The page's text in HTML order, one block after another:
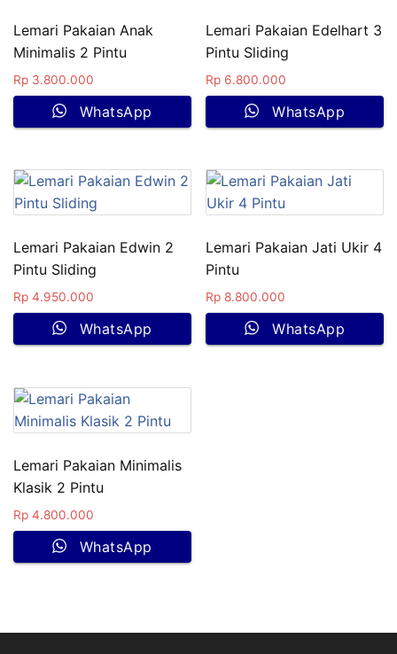
Lemari Pakaian Anak
Minimalis 2 Pintu
Rp 3.800.000
WhatsApp
Lemari Pakaian Edelhart 3
Pintu Sliding
Rp 6.800.000
WhatsApp
Lemari Pakaian Edwin 2
Pintu Sliding
Rp 4.950.000
WhatsApp
Lemari Pakaian Jati Ukir 4
Pintu
Rp 8.800.000
WhatsApp
Lemari Pakaian Minimalis
Klasik 2 Pintu
Rp 4.800.000
WhatsApp